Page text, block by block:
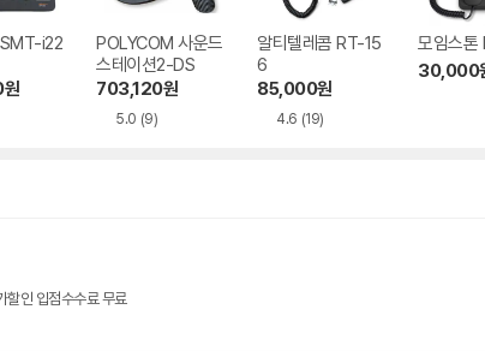
i22
원
POLYCOM 사운드
스테이션2-DS
703,120원
5.0 (9)
알티텔레콤 RT-15
6
85,000원
4.6 (19)
모임스
30,000
할인 입점수수료 무료